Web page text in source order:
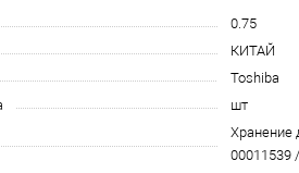
0.75
КИТАЙ
Toshiba
шт
Хранение
00011539